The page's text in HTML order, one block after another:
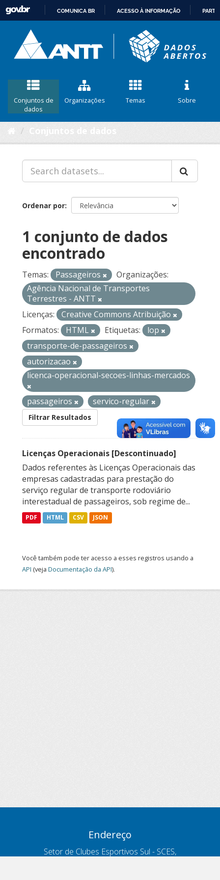
CONTEÚDO
COMUNICA BR ACESSO À INFORMAÇÃO
Conjuntos de
dados
Organizações Temas Sobre
Ordenar por
1 conjunto de dados
encontrado
Temas: Passageiros
Organizações:
Agência Nacional de Transportes
Terrestres - ANTT
Licenças:
Creative Commons Atribuição
Formatos:
HTML Etiquetas:
lop
transporte-de-passageiros
autorizacao
licenca-operacional-secoes-linhas-mercados
passageiros servico-regular
Filtrar Resultados
Licenças Operacionais [Descontinuado]
Dados referentes às Licenças Operacionais das
empresas cadastradas para prestação do
serviço regular de transporte rodoviário
interestadual de passageiros, sob regime de...
PDF HTML CSV JSON
Você também pode ter acesso a esses registros usando a
API (veja Documentação da API).
Endereço
Setor de Clubes Esportivos Sul - SCES,